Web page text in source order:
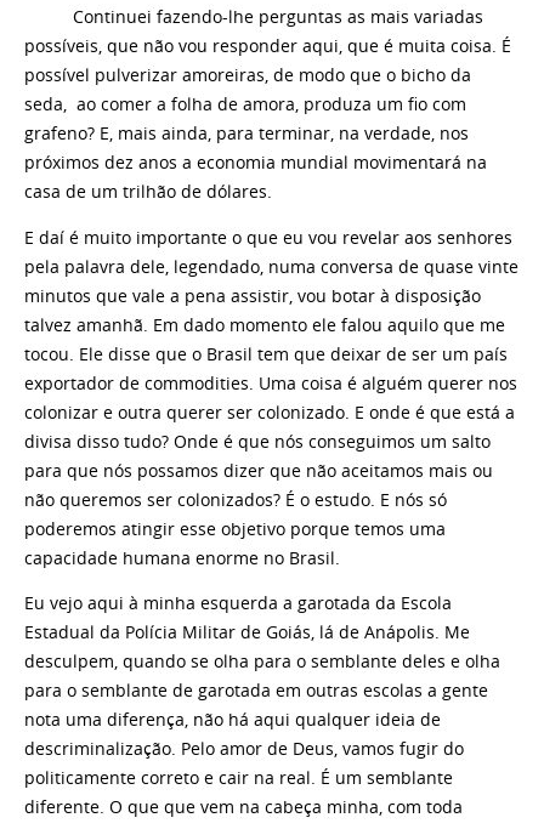
Continuei fazendo-lhe perguntas as mais variadas
possíveis, que não vou responder aqui, que é muita coisa. É
possível pulverizar amoreiras, de modo que o bicho da
seda, ao comer a folha de amora, produza um fio com
grafeno? E, mais ainda, para terminar, na verdade, nos
próximos dez anos a economia mundial movimentará na
casa de um trilhão de dólares.
E daí é muito importante o que eu vou revelar aos senhores
pela palavra dele, legendado, numa conversa de quase vinte
minutos que vale a pena assistir, vou botar à disposição
talvez amanhã. Em dado momento ele falou aquilo que me
tocou. Ele disse que o Brasil tem que deixar de ser um país
exportador de commodities. Uma coisa é alguém querer nos
colonizar e outra querer ser colonizado. E onde é que está a
divisa disso tudo? Onde é que nós conseguimos um salto
para que nós possamos dizer que não aceitamos mais ou
não queremos ser colonizados? É o estudo. E nós só
poderemos atingir esse objetivo porque temos uma
capacidade humana enorme no Brasil.
Eu vejo aqui à minha esquerda a garotada da Escola
Estadual da Polícia Militar de Goiás, lá de Anápolis. Me
desculpem, quando se olha para o semblante deles e olha
para o semblante de garotada em outras escolas a gente
nota uma diferença, não há aqui qualquer ideia de
descriminalização. Pelo amor de Deus, vamos fugir do
politicamente correto e cair na real. É um semblante
diferente. O que que vem na cabeça minha, com toda